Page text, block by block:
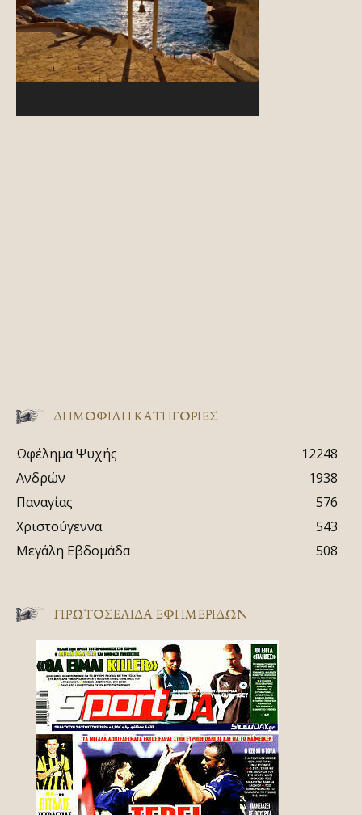
ΔΗΜΟΦΙΛΗ ΚΑΤΗΓΟΡΙΕΣ
Ωφέλημα Ψυχής
12248
Ανδρών
1938
Παναγίας
576
Χριστούγεννα
543
Μεγάλη Εβδομάδα
508
ΠΡΩΤΟΣΈΛΙΔΑ ΕΦΗΜΕΡΊΔΩΝ